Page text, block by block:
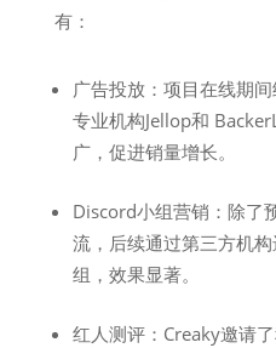
有：
广告投放：项目在线期
专业机构Jellop和
广，促进销量增长。
Discord小组营销：除了
流，后续通过第三方机
组，效果显著。
红人测评：Creaky邀请